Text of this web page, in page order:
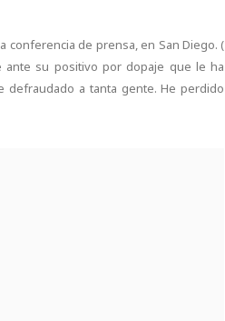
conferencia de prensa, en San Diego. (
ante su positivo por dopaje que le ha
defraudado a tanta gente. He perdido